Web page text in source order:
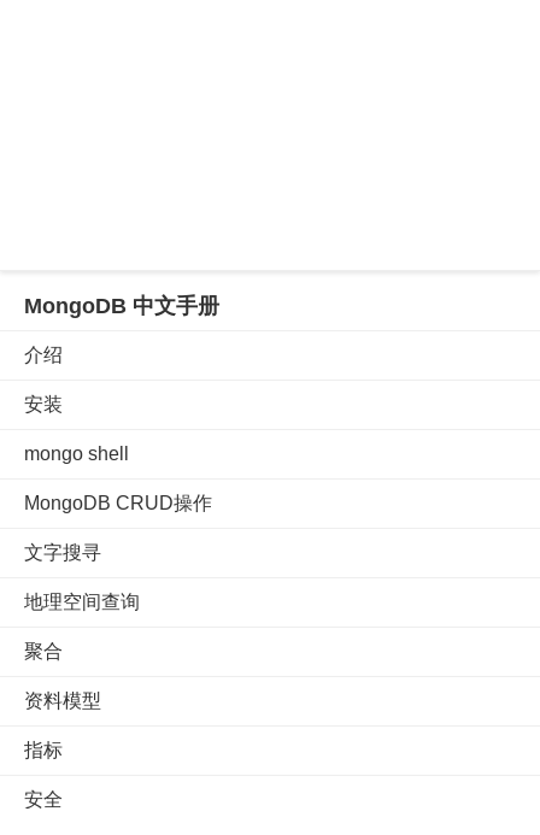
MongoDB 中文手册
介绍
安装
mongo shell
MongoDB CRUD操作
文字搜寻
地理空间查询
聚合
资料模型
指标
安全